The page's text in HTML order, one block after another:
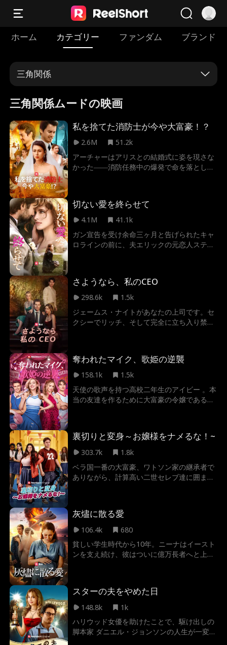
ホーム カテゴリー ファンダム ブランド
三角関係
三角関係ムードの映画
私を捨てた消防士が今や大富豪！？
2.6M
51.2k
アーチャーはアリスとの結婚式に姿を現さな
かった――消防任務中の爆発で命を落とした
アリスはついにアーチャーと再会するが、彼
は別の女性と婚約していた――。
切ない愛を終らせて
4.1M
41.1k
ガン宣告を受け余命三ヶ月と告げられたキャ
ロラインの前に、夫エリックの元恋人ステイ
を決意する。彼女がいない生活が始まって初
めて、エリックは失った愛の大きさと彼女の
ラインは最後の日々を彼を愛することに費や
すつもりはなく、自分自身のために生きるこ
さようなら、私のCEO
298.6k
1.5k
ジェームス・ナイトがあなたの上司です。セ
クシーでリッチ、そして完全に立ち入り禁
自分が何かを望んでいるのに、それを決して
手に入れることができないと知ることより悪
奪われたマイク、歌姫の逆襲
158.1k
1.5k
天使の歌声を持つ高校二年生のアイビー 。本
当の友達を作るために大富豪の令嬢であるこ
ァネッサにとってアイビーはただの都合のい
い道具 ！巧みな言葉でアイビーを操り、自分
の歌の影武者として利用していたのだ。さら
まで発覚 ！愛する人と親友に裏切られ、絶望
の淵に立たされたアイビーは、幼馴染でアメ
スポットライトを取り戻すことができるの
か？
裏切りと変身～お嬢様をナメるな！~
303.7k
1.8k
ベラ国一番の大富豪、ワトソン家の継承者で
ありながら、計算高い二世セレブ達に囲まれ
彼女は素性を隠して、彼の為に全てを捧げ
て、ハーバードへの入学さえ手配してあげ
は、クラスメートのいじめっ子ジェシーと浮
気をしていた。それだけでなく、マークはワ
れて、きっぱりと彼と別れた。いじめっ子ら
に囲まれる中、ベラは見事に反撃できるだろ
うか？
灰燼に散る愛
106.4k
680
貧しい学生時代から10年。ニーナはイースト
ンを支え続け、彼はついに億万長者へと上り
る夫。ニーナが絶縁を決意したその日、運命
の歯車が狂い出す。3人が乗り合わせた飛行
状態で、イーストンが手を差し伸べたのは愛
人のキャンディスだった。双子を妊娠した身
スターの夫をやめた日
148.8k
1k
ハリウッド女優を助けたことで、駆け出しの
脚本家 ダニエル・ジョンソンの人生が一変す